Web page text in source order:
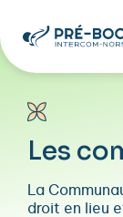
Les
La
droit en lieu